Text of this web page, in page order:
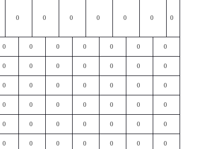
0 0 0 0 0 0 0
0 0 0 0 0 0 0
0 0 0 0 0 0 0
0 0 0 0 0 0 0
0 0 0 0 0 0 0
0 0 0 0 0 0 0
0 0 0 0 0 0 0